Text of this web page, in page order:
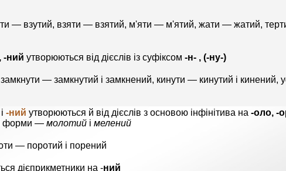
— взутий, взяти — взятий, м'яти — м'ятий, жати — жатий,
-ний утворюються від дієслів із суфіксом -н- , (-ну-)
— замкнутий і замкнений, кинути — кинутий і кинений,
і -ний утворюються й від дієслів з основою інфінітива на -оло, -
форми — молотий і мелений
— поротий і порений
дієприкметники на -ний